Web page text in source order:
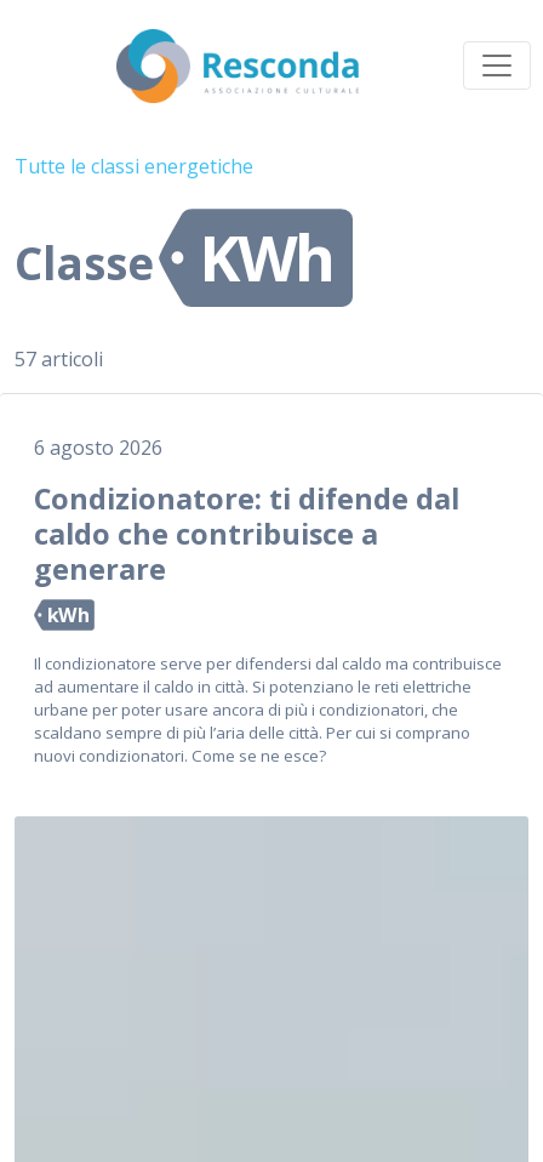
Tutte le classi energetiche
Classe KWh
57 articoli
6 agosto 2026
Condizionatore: ti difende dal
caldo che contribuisce a
generare
kWh
Il condizionatore serve per difendersi dal caldo ma contribuisce
ad aumentare il caldo in città. Si potenziano le reti elettriche
urbane per poter usare ancora di più i condizionatori, che
scaldano sempre di più l’aria delle città. Per cui si comprano
nuovi condizionatori. Come se ne esce?